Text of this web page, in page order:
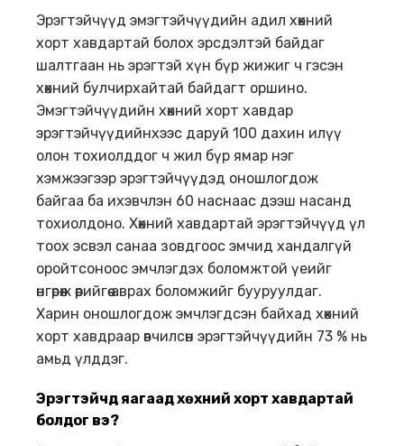
Эрэгтэйчүүд эмэгтэйчүүдийн адил хөхний
хорт хавдартай болох эрсдэлтэй байдаг
шалтгаан нь эрэгтэй хүн бүр жижиг ч гэсэн
хөхний булчирхайтай байдагт оршино.
Эмэгтэйчүүдийн хөхний хорт хавдар
эрэгтэйчүүдийнхээс даруй 100 дахин илүү
олон тохиолддог ч жил бүр ямар нэг
хэмжээгээр эрэгтэйчүүдэд оношлогдож
байгаа ба ихэвчлэн 60 наснаас дээш насанд
тохиолдоно. Хөхний хавдартай эрэгтэйчүүд үл
тоох эсвэл санаа зовдгоос эмчид хандалгүй
оройтсоноос эмчлэгдэх боломжтой үеийг
өнгөрөөж өөрийгөө аврах боломжийг бууруулдаг.
Харин оношлогдож эмчлэгдсэн байхад хөхний
хорт хавдраар өвчилсөн эрэгтэйчүүдийн 73 % нь
амьд үлддэг.
Эрэгтэйчүүд яагаадхөхний хорт хавдартай
болдог вэ?